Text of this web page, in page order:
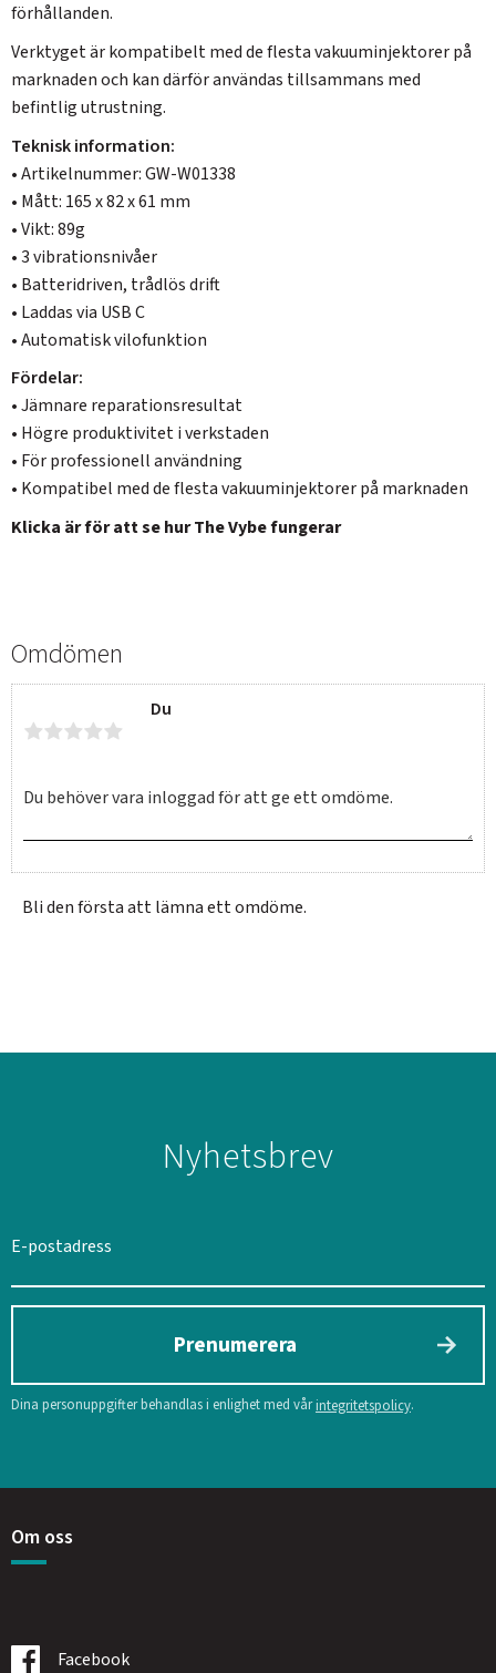
förhållanden.
Verktyget är kompatibelt med de flesta vakuuminjektorer på
marknaden och kan därför användas tillsammans med
befintlig utrustning.
Teknisk information:
• Artikelnummer: GW-W01338
• Mått: 165 x 82 x 61 mm
• Vikt: 89g
• 3 vibrationsnivåer
• Batteridriven, trådlös drift
• Laddas via USB C
• Automatisk vilofunktion
Fördelar:
• Jämnare reparationsresultat
• Högre produktivitet i verkstaden
• För professionell användning
• Kompatibel med de flesta vakuuminjektorer på marknaden
Klicka är för att se hur The Vybe fungerar
Omdömen
Du
Bli den första att lämna ett omdöme.
Nyhetsbrev
Prenumerera
Dina personuppgifter behandlas i enlighet med vårintegritetspolicy.
Om oss
Facebook
SVERIGE SEK